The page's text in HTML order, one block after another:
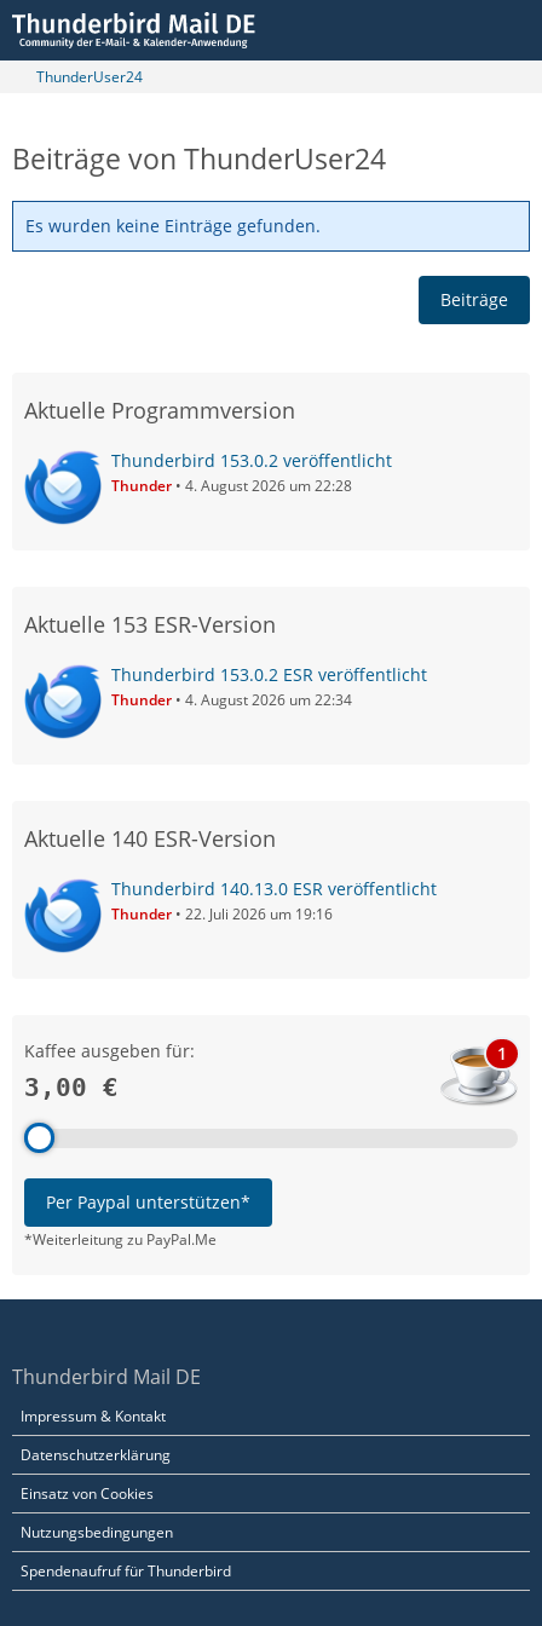
ThunderUser24
Beiträge von ThunderUser24
Es wurden keine Einträge gefunden.
Beiträge
Aktuelle Programmversion
Thunderbird 153.0.2 veröffentlicht
Thunder 4. August 2026 um 22:28
Aktuelle 153 ESR-Version
Thunderbird 153.0.2 ESR veröffentlicht
Thunder 4. August 2026 um 22:34
Aktuelle 140 ESR-Version
Thunderbird 140.13.0 ESR veröffentlicht
Thunder 22. Juli 2026 um 19:16
Kaffee ausgeben für:
3,00 €
1
Per Paypal unterstützen*
*Weiterleitung zu PayPal.Me
Thunderbird Mail DE
Impressum & Kontakt
Datenschutzerklärung
Einsatz von Cookies
Nutzungsbedingungen
Spendenaufruf für Thunderbird